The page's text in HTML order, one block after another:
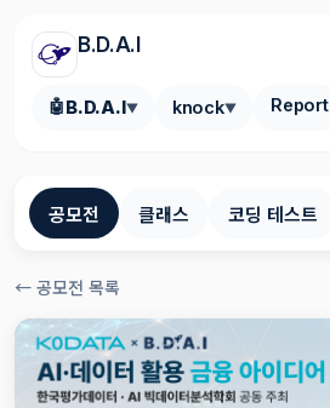
B.D.A.I
🤖B.D.A.I▼ knock▼ Report
공모전 클래스 코딩 테스트
← 공모전 목록